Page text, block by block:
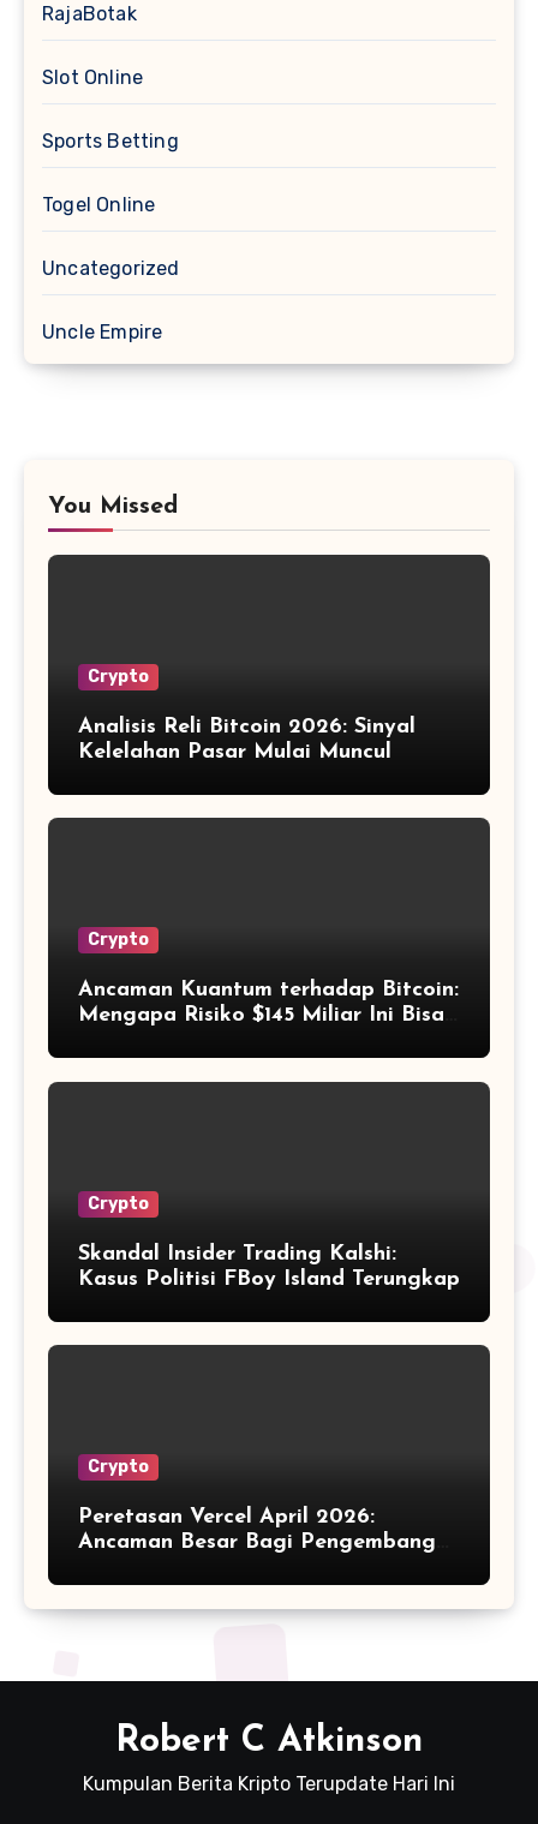
RajaBotak
Slot Online
Sports Betting
Togel Online
Uncategorized
Uncle Empire
You Missed
Crypto
Analisis Reli Bitcoin 2026: Sinyal
Kelelahan Pasar Mulai Muncul
Crypto
Ancaman Kuantum terhadap Bitcoin:
Mengapa Risiko $145 Miliar Ini Bisa
Crypto
Skandal Insider Trading Kalshi:
Kasus Politisi FBoy Island Terungkap
Crypto
Peretasan Vercel April 2026:
Ancaman Besar Bagi Pengembang
Robert C Atkinson
Kumpulan Berita Kripto Terupdate Hari Ini